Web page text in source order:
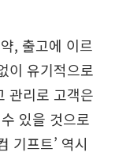
, 출고에 이르
이 유기적으로
관리로 고객은
있을 것으로
기프트’ 역시